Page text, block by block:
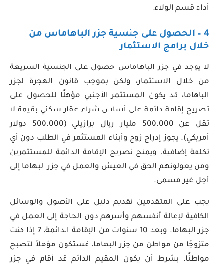
أداء قسم الولاء.
4 – الحصول على جنسية جزر الباهاماس من
خلال برامج الاستثمار
لا يوجد في جزر الباهاماس حصول على الجنسية السريعة
من خلال الاستثمار، ولكن بموجب قانون الهجرة لجزر
الباهاما، قد يكون المستثمر الأجنبي مؤهلًا للحصول على
تصريح إقامة دائمة على أساس شراء عقار سكني بقيمة لا
تقل عن 500.000 مليار ريال برازيلي (500.000 دولار
أمريكي). يجوز إدراج زوج وأبناء المستثمر في الطلب دون أي
تكلفة إضافية. ويمنح تصريح الإقامة الدائمة للمستثمرين
ومن يعولونهم الحق في العيش والعمل في جزر البهاما إلى
أجل غير مسمى.
يجب على المتقدمين تقديم دليل على الأصول والوسائل
الكافية لإعالة أنفسهم وأسرهم دون الحاجة إلى العمل في
جزر البهاما. وبعد 10 سنوات من الإقامة الدائمة، 7 إذا كنت
متزوجًا من مواطن من جزر البهاما، فستكون مؤهلاً لتصبح
مواطنًا، بشرط أن يكون المقيم الدائم قد أقام في جزر